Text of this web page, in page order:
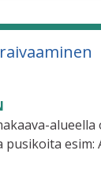
alueella
pusikoita esim: